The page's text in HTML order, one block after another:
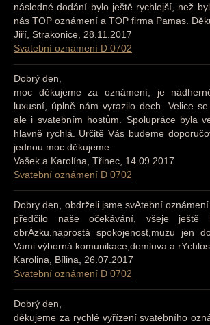
následné dodání bylo ještě rychlejší, než
nás TOP oznámení a TOP firma Pamas.
Jiří, Strakonice, 28.11.2017
Svatební oznámení D 0702
Dobrý den,
moc děkujeme za oznámení, je
luxusní, úplně nám vyrazilo dech. Velice
ale i svatebním hostům. Spolupráce byla
hlavně rychlá. Určitě Vás budeme
jednou moc děkujeme.
Vašek a Karolína, Třinec, 14.09.2017
Svatební oznámení D 0702
Dobry den, obdrželi jsme svAtební
předčilo naše očekávání, všeje
obrÁzku.naprostá spokojenost,muzu jen
Vami výborná komunikace,domluva a
Karolina, Bílina, 26.07.2017
Svatební oznámení D 0702
Dobrý den,
děkujeme za rychlé vyřízení svatebního